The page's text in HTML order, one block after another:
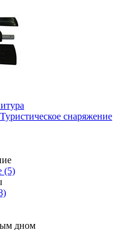
Туристическое снаряжение
(5)